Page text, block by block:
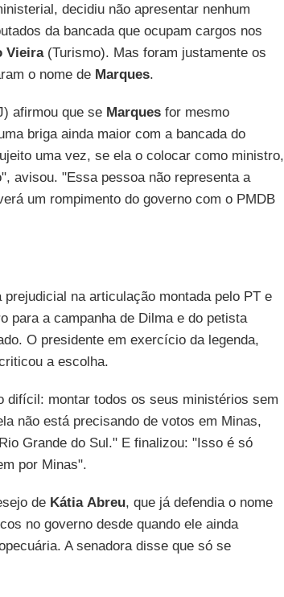
decidiu não apresentar nenhum
da bancada que ocupam cargos nos
Vieira(Turismo). Mas foram justamente os
o nome de Marques.
afirmou que se Marquesfor mesmo
briga ainda maior com a bancada do
uma vez, se ela o colocar como ministro,
avisou. "Essa pessoa não representa a
um rompimento do governo com o PMDB
na articulação montada pelo PT e
para a campanha de Dilma e do petista
O presidente em exercício da legenda,
a escolha.
difícil: montar todos os seus ministérios sem
não está precisando de votos em Minas,
Grande do Sul." E finalizou: "Isso é só
por Minas".
de Kátia Abreu, que já defendia o nome
no governo desde quando ele ainda
A senadora disse que só se